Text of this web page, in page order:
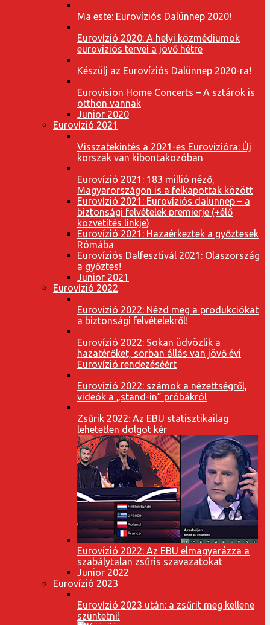
Ma este: Eurovíziós Dalünnep 2020!
Eurovízió 2020: A helyi közmédiumok
eurovíziós tervei a jövő hétre
Készülj az Eurovíziós Dalünnep 2020-ra!
Eurovision Home Concerts – A sztárok is
otthon vannak
Junior 2020
Eurovízió 2021
Visszatekintés a 2021-es Eurovízióra: Új
korszak van kibontakozóban
Eurovízió 2021: 183 millió néző,
Magyarországon is a felkapottak között
Eurovízió 2021: Eurovíziós dalünnep – a
biztonsági felvételek premierje (+élő
közvetítés linkje)
Eurovízió 2021: Hazaérkeztek a győztesek
Rómába
Eurovíziós Dalfesztivál 2021: Olaszország
a győztes!
Junior 2021
Eurovízió 2022
Eurovízió 2022: Nézd meg a produkciókat
a biztonsági felvételekről!
Eurovízió 2022: Sokan üdvözlik a
hazatérőket, sorban állás van jövő évi
Eurovízió rendezéséért
Eurovízió 2022: számok a nézettségről,
videók a „stand-in” próbákról
Zsűrik 2022: Az EBU statisztikailag
lehetetlen dolgot kér
Eurovízió 2022: Az EBU elmagyarázza a
szabálytalan zsűris szavazatokat
Junior 2022
Eurovízió 2023
Eurovízió 2023 után: a zsűrit meg kellene
szüntetni!